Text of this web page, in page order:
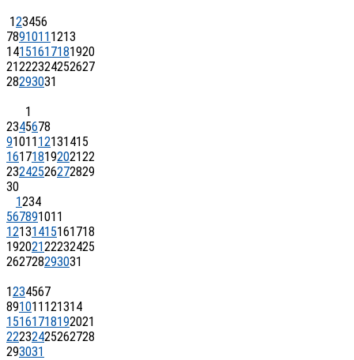
123456
78910111213
14151617181920
21222324252627
28293031
1
2345678
9101112131415
16171819202122
23242526272829
30
1234
567891011
12131415161718
19202122232425
262728293031
1234567
891011121314
15161718192021
22232425262728
293031